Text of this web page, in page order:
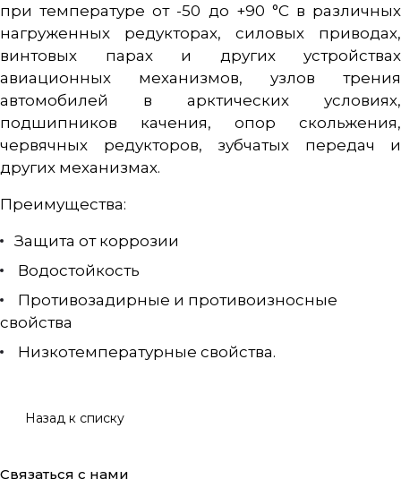
при температуре от -50 до +90 °C в различных
нагруженных редукторах, силовых приводах,
винтовых парах и других устройствах
авиационных механизмов, узлов трения
автомобилей в арктических условиях,
подшипников качения, опор скольжения,
червячных редукторов, зубчатых передач и
других механизмах.
Преимущества:
Защита от коррозии
Водостойкость
Противозадирные и противоизносные
свойства
Низкотемпературные свойства.
Назад к списку
Связаться с нами